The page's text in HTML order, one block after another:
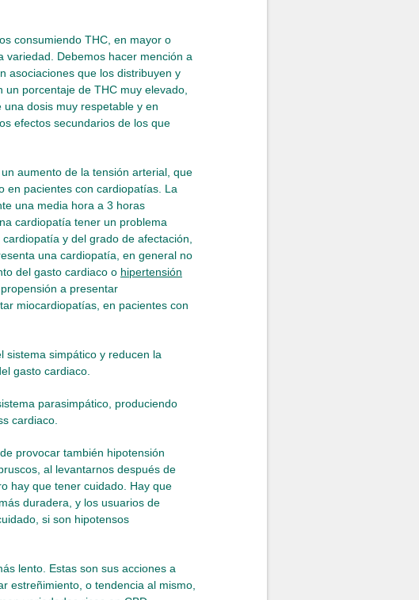
consumiendo THC, en mayor o
variedad. Debemos hacer mención a
asociaciones que los distribuyen y
porcentaje de THC muy elevado,
dosis muy respetable y en
efectos secundarios de los que
aumento de la tensión arterial, que
en pacientes con cardiopatías. La
una media hora a 3 horas
cardiopatía tener un problema
y del grado de afectación,
una cardiopatía, en general no
del gasto cardiaco o hipertensión
a presentar
miocardiopatías, en pacientes con
sistema simpático y reducen la
gasto cardiaco.
parasimpático, produciendo
cardiaco.
provocar también hipotensión
al levantarnos después de
hay que tener cuidado. Hay que
duradera, y los usuarios de
si son hipotensos
lento. Estas son sus acciones a
estreñimiento, o tendencia al mismo,